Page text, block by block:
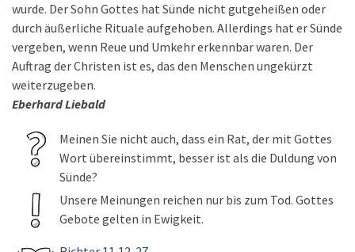
wurde. Der Sohn Gottes hat Sünde nicht gutgeheißen oder
durch äußerliche Rituale aufgehoben. Allerdings hat er Sünde
vergeben, wenn Reue und Umkehr erkennbar waren. Der
Auftrag der Christen ist es, das den Menschen ungekürzt
weiterzugeben.
Eberhard Liebald
Meinen Sie nicht auch, dass ein Rat, der mit Gottes
Wort übereinstimmt, besser ist als die Duldung von
Sünde?
Unsere Meinungen reichen nur bis zum Tod. Gottes
Gebote gelten in Ewigkeit.